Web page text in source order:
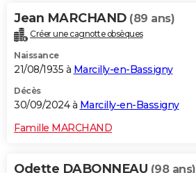
Alimentation
Guide de la santé
Maladies
Médicaments
Sommeil
VOYAGE
Destinations
City break
Voyage nature
Voyage de noces
Forum
Climat
+PHOTO
GUIDES D'ACHAT
BONS PLANS
CARTE DE VOEUX
Jean MARCHAND (89 ans)
Créer une cagnotte obsèques
Naissance
21/08/1935 à Marcilly-en-Bassigny
Décès
30/09/2024 à Marcilly-en-Bassigny
Famille MARCHAND
Odette DABONNEAU (98 ans)